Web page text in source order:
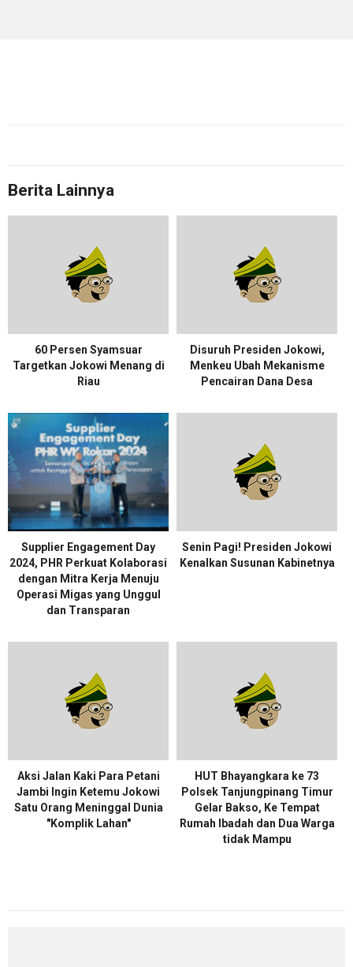
Berita Lainnya
60 Persen Syamsuar
Targetkan Jokowi Menang di
Riau
Disuruh Presiden Jokowi,
Menkeu Ubah Mekanisme
Pencairan Dana Desa
Supplier Engagement Day
2024, PHR Perkuat Kolaborasi
dengan Mitra Kerja Menuju
Operasi Migas yang Unggul
dan Transparan
Senin Pagi! Presiden Jokowi
Kenalkan Susunan Kabinetnya
Aksi Jalan Kaki Para Petani
Jambi Ingin Ketemu Jokowi
Satu Orang Meninggal Dunia
"Komplik Lahan"
HUT Bhayangkara ke 73
Polsek Tanjungpinang Timur
Gelar Bakso, Ke Tempat
Rumah Ibadah dan Dua Warga
tidak Mampu